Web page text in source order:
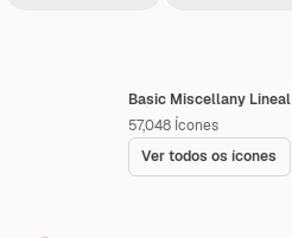
Basic Miscellany Lineal
57,048 Ícones
Ver todos os ícones